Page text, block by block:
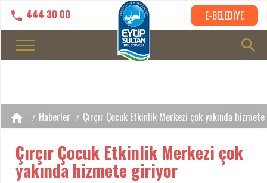
444 30 00 E-BELEDİYE
Haberler Çırçır Çocuk Etkinlik Merkezi çok yakında
Çırçır Çocuk Etkinlik Merkezi çok
yakında hizmete giriyor